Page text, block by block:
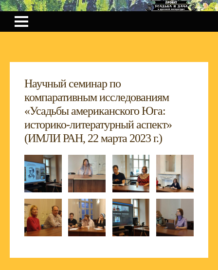
Научный семинар по
компаративным исследованиям
«Усадьбы американского Юга:
историко-литературный аспект»
(ИМЛИ РАН, 22 марта 2023 г.)